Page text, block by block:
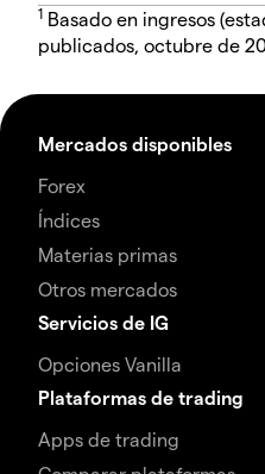
1 Basado en ingresos
publicados, octubre de
Mercados disponibles
Forex
Índices
Materias primas
Otros mercados
Servicios de IG
Opciones Vanilla
Plataformas de trading
Apps de trading